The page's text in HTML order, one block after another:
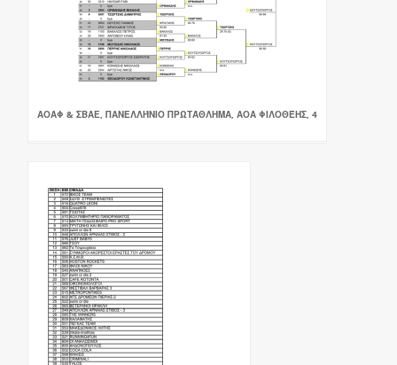
ΑΟΑΦ & ΣΒΑΕ, ΠΑΝΕΛΛΉΝΙΟ ΠΡΩΤΆΘΛΗΜΑ, ΑΟΑ ΦΙΛΟΘΈΗΣ, 4